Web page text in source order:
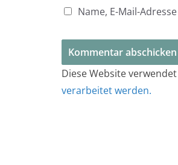
Name, E-Mail-
Diese Website
verarbeitet werden.